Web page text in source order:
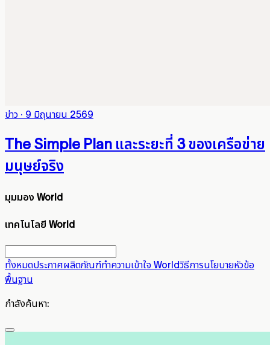
ข่าว · 9 มิถุนายน 2569
The Simple Plan และระยะที่ 3 ของเครือข่าย
มนุษย์จริง
มุมมอง World
เทคโนโลยี World
ทั้งหมดประกาศผลิตภัณฑ์ทำความเข้าใจ Worldวิธีการนโยบายหัวข้อ
พื้นฐาน
กำลังค้นหา: